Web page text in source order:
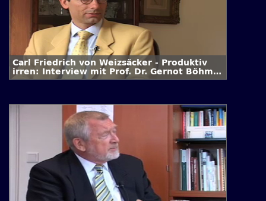
Carl Friedrich von Weizsäcker - Produktiv
irren: Interview mit Prof. Dr. Gernot Böhme
/ 1. Folge